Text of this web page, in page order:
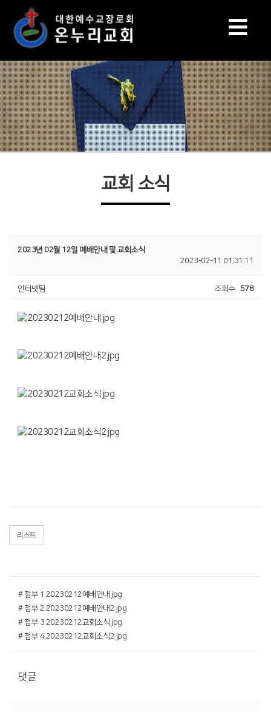
교회 소식
2023년 02월 12일 예배안내 및 교회소식
2023-02-11 01:31:11
인터넷팀 조회수 578
리스트
# 첨부 1.20230212예배안내.jpg
# 첨부 2.20230212예배안내2.jpg
# 첨부 3.20230212교회소식.jpg
# 첨부 4.20230212교회소식2.jpg
댓글